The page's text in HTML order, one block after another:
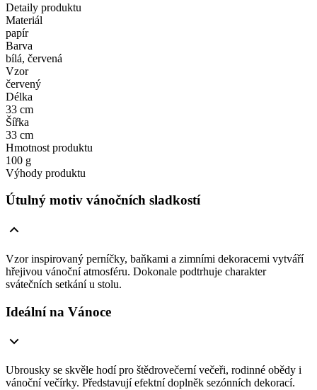
Detaily produktu
Materiál
papír
Barva
bílá, červená
Vzor
červený
Délka
33 cm
Šířka
33 cm
Hmotnost produktu
100 g
Výhody produktu
Útulný motiv vánočních sladkostí
Vzor inspirovaný perníčky, baňkami a zimními dekoracemi vytváří
hřejivou vánoční atmosféru. Dokonale podtrhuje charakter
svátečních setkání u stolu.
Ideální na Vánoce
Ubrousky se skvěle hodí pro štědrovečerní večeři, rodinné obědy i
vánoční večírky. Představují efektní doplněk sezónních dekorací.